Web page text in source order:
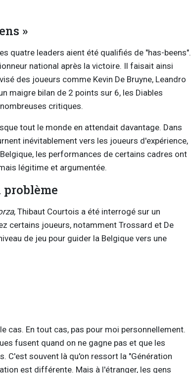
»
quatre leaders aient été qualifiés de "has-beens".
national après la victoire. Il faisait ainsi
des joueurs comme Kevin De Bruyne, Leandro
maigre bilan de 2 points sur 6, les Diables
critiques.
tout le monde en attendait davantage. Dans
inévitablement vers les joueurs d'expérience,
les performances de certains cadres ont
légitime et argumentée.
, Thibaut Courtois a été interrogé sur un
certains joueurs, notamment Trossard et De
de jeu pour guider la Belgique vers une
cas. En tout cas, pas pour moi personnellement.
fusent quand on ne gagne pas et que les
C'est souvent là qu'on ressort la "Génération
est différente. Mais à l'étranger, les gens